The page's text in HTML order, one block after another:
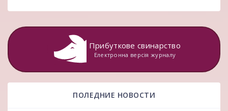
Прибуткове свинарство
Електронна версія журналу
ПОЛЕДНИЕ НОВОСТИ